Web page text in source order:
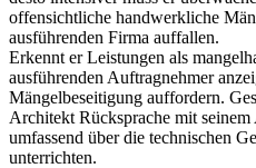
offensichtliche handwerkliche
ausführenden Firma auffallen.
Erkennt er Leistungen als
ausführenden Auftragnehmer
Mängelbeseitigung auffordern.
Architekt Rücksprache mit
umfassend über die technischen
unterrichten.